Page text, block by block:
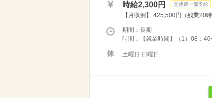
時給2,300円 交通費一部支給
【月収例】 425,500円（残業20
期間：長期
時間：【就業時間】（1）08：
土曜日 日曜日